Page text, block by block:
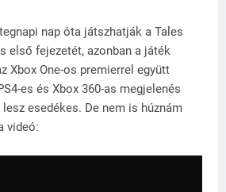
nap óta játszhatják a Tales
első fejezetét, azonban a játék
Xbox One-os premierrel együtt
es és Xbox 360-as megjelenés
lesz esedékes. De nem is húznám
videó: